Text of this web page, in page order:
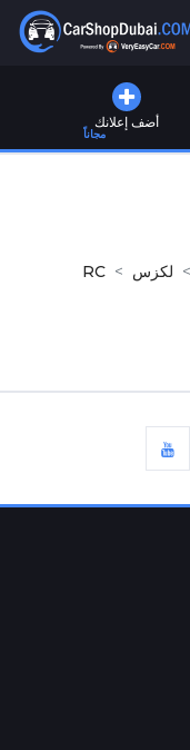
أضف إعلانك
مجاناً
لكزس RC